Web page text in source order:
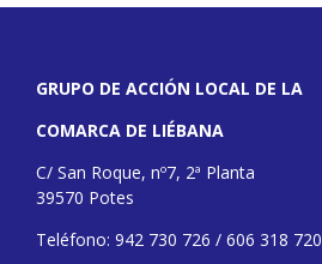
GRUPO DE ACCIÓN LOCAL DE LA
COMARCA DE LIÉBANA
C/ San Roque, nº7, 2ª Planta
39570 Potes
Teléfono: 942 730 726 / 606 318 720